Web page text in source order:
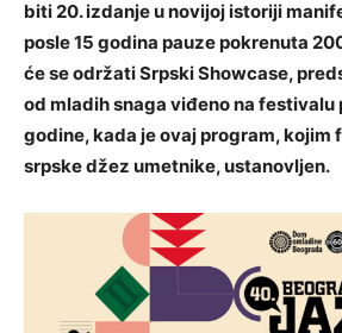
biti 20. izdanje u novijoj istoriji
posle 15 godina pauze pokrenuta
će se održati Srpski Showcase,
od mladih snaga viđeno na festivalu
godine, kada je ovaj program, kojim
srpske džez umetnike, ustanovljen.